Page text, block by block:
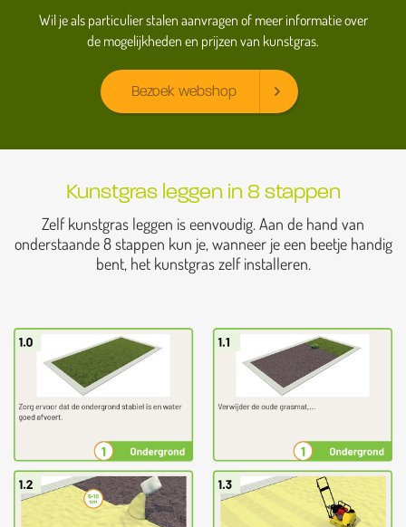
Wil je als particulier stalen aanvragen of meer informatie over
de mogelijkheden en prijzen van kunstgras.
Bezoek webshop
Kunstgras leggen in 8 stappen
Zelf kunstgras leggen is eenvoudig. Aan de hand van
onderstaande 8 stappen kun je, wanneer je een beetje handig
bent, het kunstgras zelf installeren.